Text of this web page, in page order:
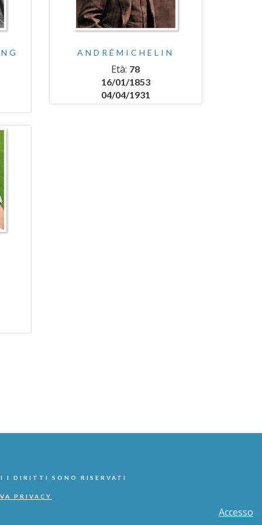
ANDRÉMICHELIN
Età: 78
16/01/1853
04/04/1931
I DIRITTI SONO RISERVATI
PRIVACY
Accesso